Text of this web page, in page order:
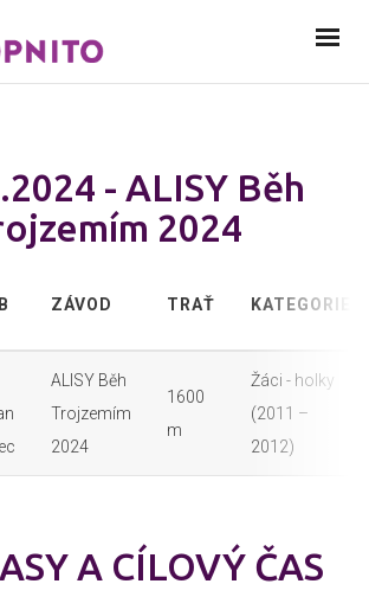
- ALISY Běh
2024
ZÁVOD TRAŤ KATEGORIE
ALISY Běh
Trojzemím
2024
1600
m
Žáci - holky
(2011 –
2012)
A CÍLOVÝ ČAS